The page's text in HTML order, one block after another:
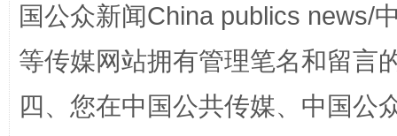
国公众新闻China publics news/
等传媒网站拥有管理笔名和留言
四、您在中国公共传媒、中国公